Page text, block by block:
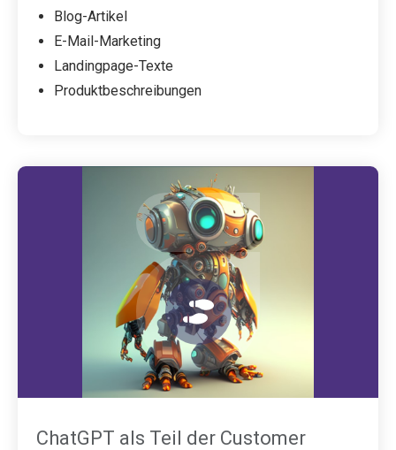
Blog-Artikel
E-Mail-Marketing
Landingpage-Texte
Produktbeschreibungen
ChatGPT als Teil der Customer